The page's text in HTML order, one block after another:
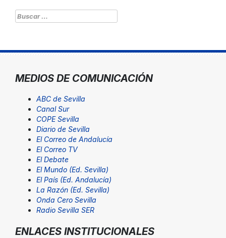
Buscar:
MEDIOS DE COMUNICACIÓN
ABC de Sevilla
Canal Sur
COPE Sevilla
Diario de Sevilla
El Correo de Andalucía
El Correo TV
El Debate
El Mundo (Ed. Sevilla)
El País (Ed. Andalucía)
La Razón (Ed. Sevilla)
Onda Cero Sevilla
Radio Sevilla SER
ENLACES INSTITUCIONALES